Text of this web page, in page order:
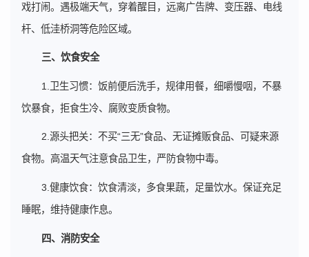
戏打闹。遇极端天气，穿着醒目，远离广告牌、变压器、电线
杆、低洼桥洞等危险区域。
三、饮食安全
1.卫生习惯：饭前便后洗手，规律用餐，细嚼慢咽，不暴
饮暴食，拒食生冷、腐败变质食物。
2.源头把关：不买“三无”食品、无证摊贩食品、可疑来源
食物。高温天气注意食品卫生，严防食物中毒。
3.健康饮食：饮食清淡，多食果蔬，足量饮水。保证充足
睡眠，维持健康作息。
四、消防安全